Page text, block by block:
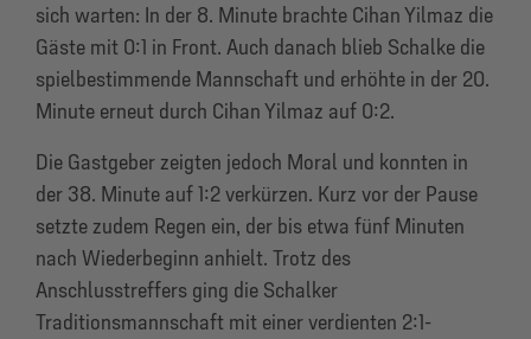
sich warten: In der 8. Minute brachte Cihan Yilmaz die
Gäste mit 0:1 in Front. Auch danach blieb Schalke die
spielbestimmende Mannschaft und erhöhte in der 20.
Minute erneut durch Cihan Yilmaz auf 0:2.
Die Gastgeber zeigten jedoch Moral und konnten in
der 38. Minute auf 1:2 verkürzen. Kurz vor der Pause
setzte zudem Regen ein, der bis etwa fünf Minuten
nach Wiederbeginn anhielt. Trotz des
Anschlusstreffers ging die Schalker
Traditionsmannschaft mit einer verdienten 2:1-